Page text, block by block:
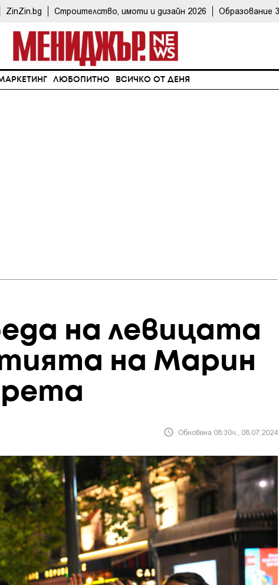
ZinZin.bg Строителство, имоти и дизайн 2026 Образование
ЛЮБОПИТНО ВСИЧКО ОТ ДЕНЯ
на левицата
на Марин
Обновена 08:30ч., 08.07.2024